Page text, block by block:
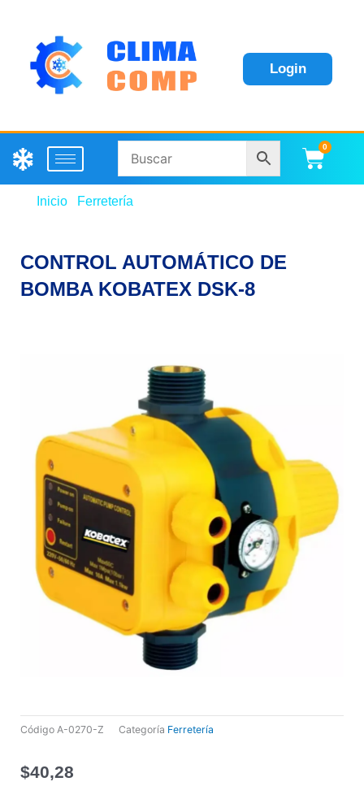
Login
0
Inicio Ferretería
CONTROL AUTOMÁTICO DE
BOMBA KOBATEX DSK-8
Código A-0270-Z Categoría Ferretería
$40,28